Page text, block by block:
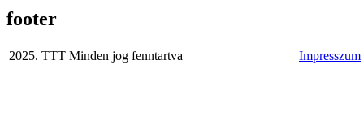
footer
2025. TTT Minden jog fenntartva Impresszum